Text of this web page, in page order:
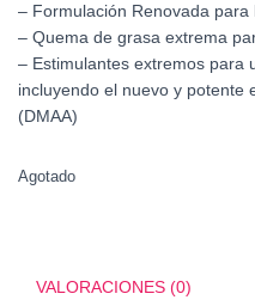
– Formulación Renovada para
– Quema de grasa extrema
– Estimulantes extremos para
incluyendo el nuevo y potente
(DMAA)
Agotado
VALORACIONES (0)